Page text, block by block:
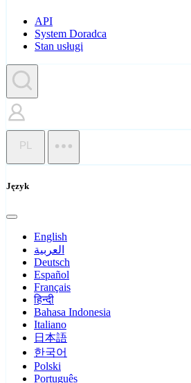
API
System Doradca
Stan usługi
PL
Język
English
العربية
Deutsch
Español
Français
हिन्दी
Bahasa Indonesia
Italiano
日本語
한국어
Polski
Português